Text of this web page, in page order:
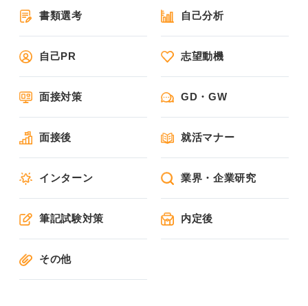
書類選考 自己分析
自己PR 志望動機
面接対策 GD・GW
面接後 就活マナー
インターン 業界・企業研究
筆記試験対策 内定後
その他